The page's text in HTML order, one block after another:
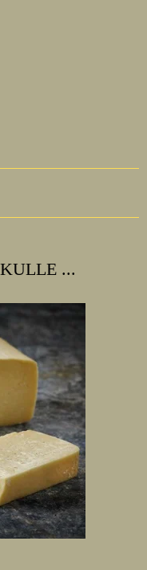
...